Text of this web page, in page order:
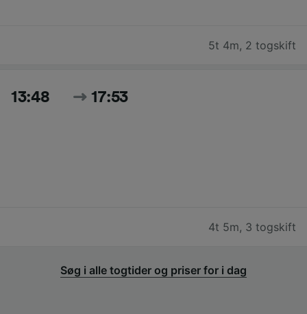
5t 4m, 2 togskift
13:48 17:53
4t 5m, 3 togskift
Søg i alle togtider og priser for i dag